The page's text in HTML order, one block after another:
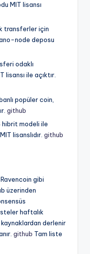
MIT lisansı
transferler için
node deposu
odaklı
lisansı ile açıktır.
popüler coin,
github
hibrit modeli ile
lisanslıdır. github
gibi
üzerinden
haftalık
derlenir
github Tam liste